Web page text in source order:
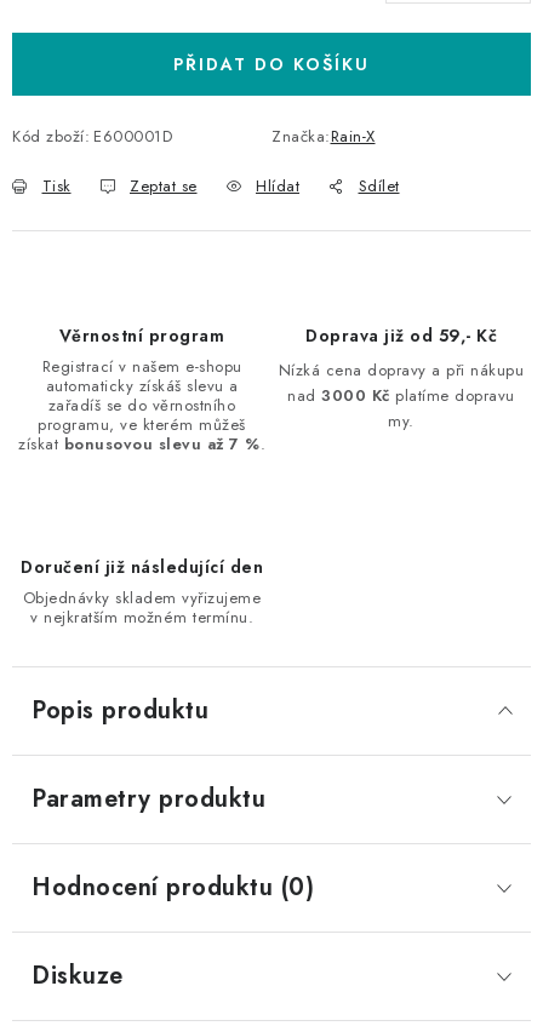
PŘIDAT DO KOŠÍKU
Kód zboží: E600001D Značka:Rain-X
Tisk Zeptat se Hlídat Sdílet
Věrnostní program
Registrací v našem e-shopu
automaticky získáš slevu a
zařadíš se do věrnostního
programu, ve kterém můžeš
získat bonusovou slevu až 7 %.
Doprava již od 59,- Kč
Nízká cena dopravy a při nákupu
nad3000 Kč platíme dopravu
my.
Doručení již následující den
Objednávky skladem vyřizujeme
v nejkratším možném termínu.
Popis produktu
Parametry produktu
Hodnocení produktu (0)
Diskuze